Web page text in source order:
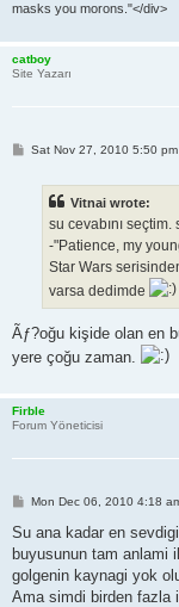
masks you morons."</div>
catboy
Site Yazarı
PSat Nov 27, 2010 5:50 pm
Vitnai wrote:
su cevabını
-"Patience, my
Star Wars
varsa dedimde
Ãƒ?oğu kişide olan en
yere çoğu zaman.
Firble
Forum Yöneticisi
P
s
Mon Dec 06, 2010 4:18
Su ana kadar en
buyusunun tam anlami
golgenin kaynagi yok
Ama simdi birden fazla